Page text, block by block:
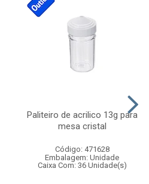
Paliteiro de acrilico 13g para
mesa cristal
Código: 471628
Embalagem: Unidade
Caixa Com: 36 Unidade(s)